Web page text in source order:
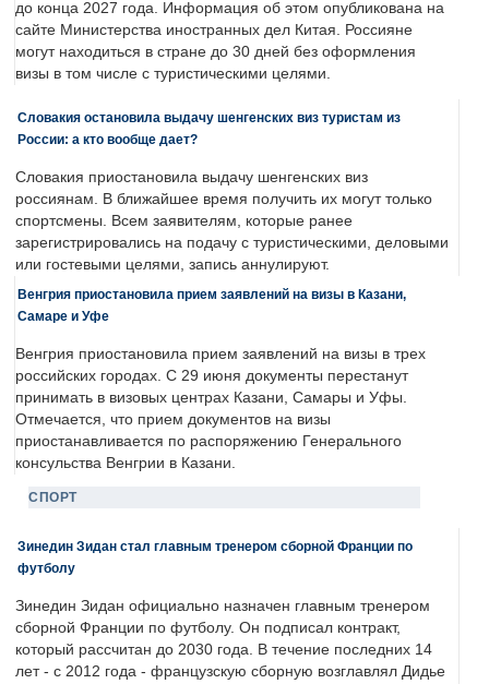
до конца 2027 года. Информация об этом опубликована на
сайте Министерства иностранных дел Китая. Россияне
могут находиться в стране до 30 дней без оформления
визы в том числе с туристическими целями.
Словакия остановила выдачу шенгенских виз туристам из
России: а кто вообще дает?
Словакия приостановила выдачу шенгенских виз
россиянам. В ближайшее время получить их могут только
спортсмены. Всем заявителям, которые ранее
зарегистрировались на подачу с туристическими, деловыми
или гостевыми целями, запись аннулируют.
Венгрия приостановила прием заявлений на визы в Казани,
Самаре и Уфе
Венгрия приостановила прием заявлений на визы в трех
российских городах. С 29 июня документы перестанут
принимать в визовых центрах Казани, Самары и Уфы.
Отмечается, что прием документов на визы
приостанавливается по распоряжению Генерального
консульства Венгрии в Казани.
СПОРТ
Зинедин Зидан стал главным тренером сборной Франции по
футболу
Зинедин Зидан официально назначен главным тренером
сборной Франции по футболу. Он подписал контракт,
который рассчитан до 2030 года. В течение последних 14
лет - с 2012 года - французскую сборную возглавлял Дидье